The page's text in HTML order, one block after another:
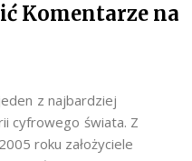
Komentarze na
z najbardziej
cyfrowego świata. Z
roku założyciele